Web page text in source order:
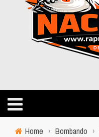
Home › Bombando ›